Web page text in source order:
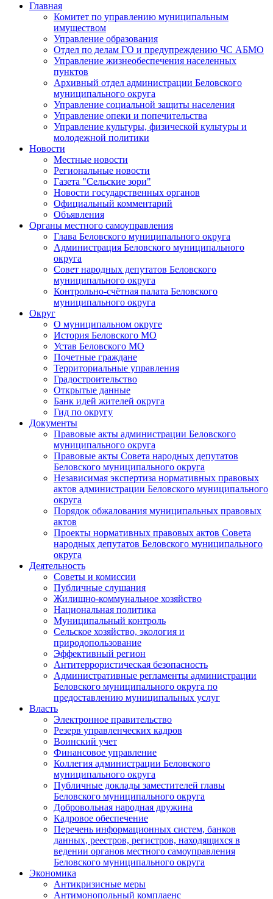
Главная
Комитет по управлению муниципальным
имуществом
Управление образования
Отдел по делам ГО и предупреждению ЧС АБМО
Управление жизнеобеспечения населенных
пунктов
Архивный отдел администрации Беловского
муниципального округа
Управление социальной защиты населения
Управление опеки и попечительства
Управление культуры, физической культуры и
молодежной политики
Новости
Местные новости
Региональные новости
Газета "Сельские зори"
Новости государственных органов
Официальный комментарий
Объявления
Органы местного самоуправления
Глава Беловского муниципального округа
Администрация Беловского муниципального
округа
Совет народных депутатов Беловского
муниципального округа
Контрольно-счётная палата Беловского
муниципального округа
Округ
О муниципальном округе
История Беловского МО
Устав Беловского МО
Почетные граждане
Территориальные управления
Градостроительство
Открытые данные
Банк идей жителей округа
Гид по округу
Документы
Правовые акты администрации Беловского
муниципального округа
Правовые акты Совета народных депутатов
Беловского муниципального округа
Независимая экспертиза нормативных правовых
актов администрации Беловского муниципального
округа
Порядок обжалования муниципальных правовых
актов
Проекты нормативных правовых актов Совета
народных депутатов Беловского муниципального
округа
Деятельность
Советы и комиссии
Публичные слушания
Жилищно-коммунальное хозяйство
Национальная политика
Муниципальный контроль
Сельское хозяйство, экология и
природопользование
Эффективный регион
Антитеррористическая безопасность
Административные регламенты администрации
Беловского муниципального округа по
предоставлению муниципальных услуг
Власть
Электронное правительство
Резерв управленческих кадров
Воинский учет
Финансовое управление
Коллегия администрации Беловского
муниципального округа
Публичные доклады заместителей главы
Беловского муниципального округа
Добровольная народная дружина
Кадровое обеспечение
Перечень информационных систем, банков
данных, реестров, регистров, находящихся в
ведении органов местного самоуправления
Беловского муниципального округа
Экономика
Антикризисные меры
Антимонопольный комплаенс